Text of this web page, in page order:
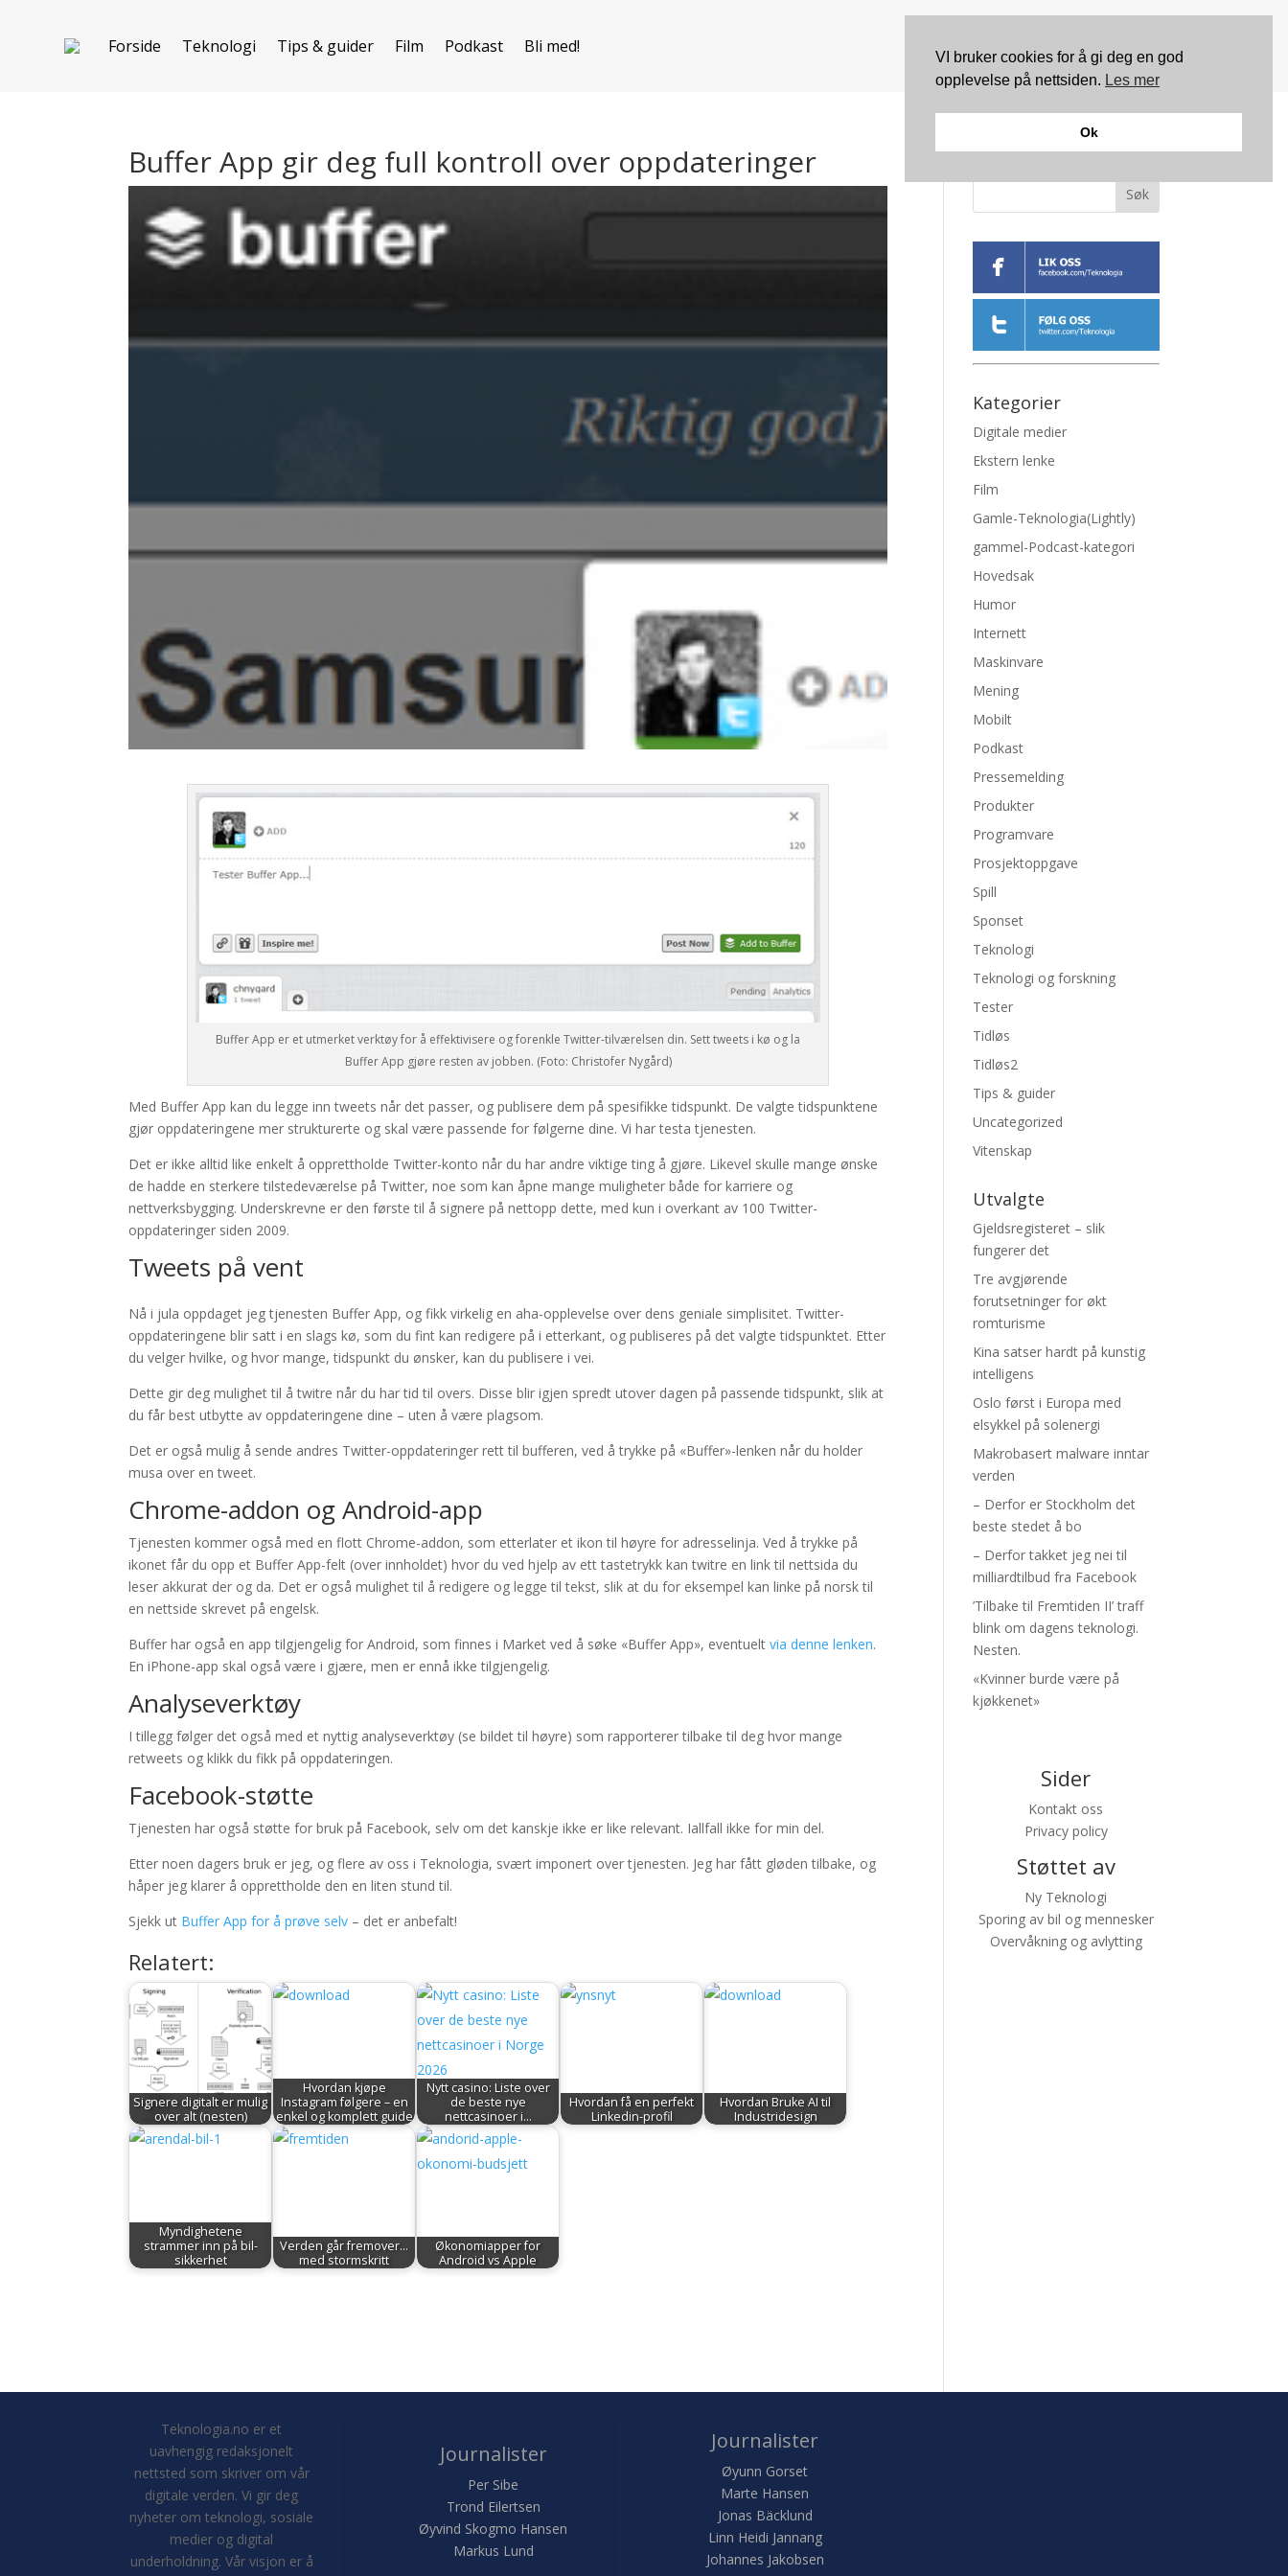
Forside Teknologi Tips & guider Film Podkast Bli med!
Buffer App gir deg full kontroll over oppdateringer
Buffer App er et utmerket verktøy for å effektivisere og forenkle Twitter-tilværelsen din. Sett tweets i kø og la
Buffer App gjøre resten av jobben. (Foto: Christofer Nygård)
Med Buffer App kan du legge inn tweets når det passer, og publisere dem på spesifikke tidspunkt. De valgte tidspunktene
gjør oppdateringene mer strukturerte og skal være passende for følgerne dine. Vi har testa tjenesten.
Det er ikke alltid like enkelt å opprettholde Twitter-konto når du har andre viktige ting å gjøre. Likevel skulle mange ønske
de hadde en sterkere tilstedeværelse på Twitter, noe som kan åpne mange muligheter både for karriere og
nettverksbygging. Underskrevne er den første til å signere på nettopp dette, med kun i overkant av 100 Twitter-
oppdateringer siden 2009.
Tweets på vent
Nå i jula oppdaget jeg tjenesten Buffer App, og fikk virkelig en aha-opplevelse over dens geniale simplisitet. Twitter-
oppdateringene blir satt i en slags kø, som du fint kan redigere på i etterkant, og publiseres på det valgte tidspunktet. Etter
du velger hvilke, og hvor mange, tidspunkt du ønsker, kan du publisere i vei.
Dette gir deg mulighet til å twitre når du har tid til overs. Disse blir igjen spredt utover dagen på passende tidspunkt, slik at
du får best utbytte av oppdateringene dine – uten å være plagsom.
Det er også mulig å sende andres Twitter-oppdateringer rett til bufferen, ved å trykke på «Buffer»-lenken når du holder
musa over en tweet.
Chrome-addon og Android-app
Tjenesten kommer også med en flott Chrome-addon, som etterlater et ikon til høyre for adresselinja. Ved å trykke på
ikonet får du opp et Buffer App-felt (over innholdet) hvor du ved hjelp av ett tastetrykk kan twitre en link til nettsida du
leser akkurat der og da. Det er også mulighet til å redigere og legge til tekst, slik at du for eksempel kan linke på norsk til
en nettside skrevet på engelsk.
Buffer har også en app tilgjengelig for Android, som finnes i Market ved å søke «Buffer App», eventueltvia denne lenken.
En iPhone-app skal også være i gjære, men er ennå ikke tilgjengelig.
Analyseverktøy
I tillegg følger det også med et nyttig analyseverktøy (se bildet til høyre) som rapporterer tilbake til deg hvor mange
retweets og klikk du fikk på oppdateringen.
Facebook-støtte
Tjenesten har også støtte for bruk på Facebook, selv om det kanskje ikke er like relevant. Iallfall ikke for min del.
Etter noen dagers bruk er jeg, og flere av oss i Teknologia, svært imponert over tjenesten. Jeg har fått gløden tilbake, og
håper jeg klarer å opprettholde den en liten stund til.
Sjekk ut Buffer App for å prøve selv – det er anbefalt!
Relatert:
Signere digitalt er mulig
over alt (nesten)
Hvordan kjøpe
Instagram følgere – en
enkel og komplett guide
Nytt casino: Liste over
de beste nye
nettcasinoer i…
Hvordan få en perfekt
Linkedin-profil
Hvordan Bruke AI til
Industridesign
Myndighetene
strammer inn på bil-
sikkerhet
Verden går fremover...
med stormskritt
Økonomiapper for
Android vs Apple
Søk
Kategorier
Digitale medier
Ekstern lenke
Film
Gamle-Teknologia(Lightly)
gammel-Podcast-kategori
Hovedsak
Humor
Internett
Maskinvare
Mening
Mobilt
Podkast
Pressemelding
Produkter
Programvare
Prosjektoppgave
Spill
Sponset
Teknologi
Teknologi og forskning
Tester
Tidløs
Tidløs2
Tips & guider
Uncategorized
Vitenskap
Utvalgte
Gjeldsregisteret – slik
fungerer det
Tre avgjørende
forutsetninger for økt
romturisme
Kina satser hardt på kunstig
intelligens
Oslo først i Europa med
elsykkel på solenergi
Makrobasert malware inntar
verden
– Derfor er Stockholm det
beste stedet å bo
– Derfor takket jeg nei til
milliardtilbud fra Facebook
’Tilbake til Fremtiden II’ traff
blink om dagens teknologi.
Nesten.
«Kvinner burde være på
kjøkkenet»
Sider
Kontakt oss
Privacy policy
Støttet av
Ny Teknologi
Sporing av bil og mennesker
Overvåkning og avlytting
Teknologia.no er et
uavhengig redaksjonelt
nettsted som skriver om vår
digitale verden. Vi gir deg
nyheter om teknologi, sosiale
medier og digital
underholdning. Vår visjon er å
Journalister
Per Sibe
Trond Eilertsen
Øyvind Skogmo Hansen
Markus Lund
Journalister
Øyunn Gorset
Marte Hansen
Jonas Bäcklund
Linn Heidi Jannang
Johannes Jakobsen
VI bruker cookies for å gi deg en god
opplevelse på nettsiden. Les mer
Ok